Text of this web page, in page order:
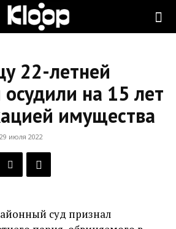
22-летней
осудили на 15 лет
имущества
29 июля 2022
суд признал